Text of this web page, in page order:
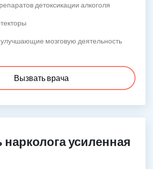
детоксикации алкоголя
мозговую деятельность
Вызвать врача
усиленная